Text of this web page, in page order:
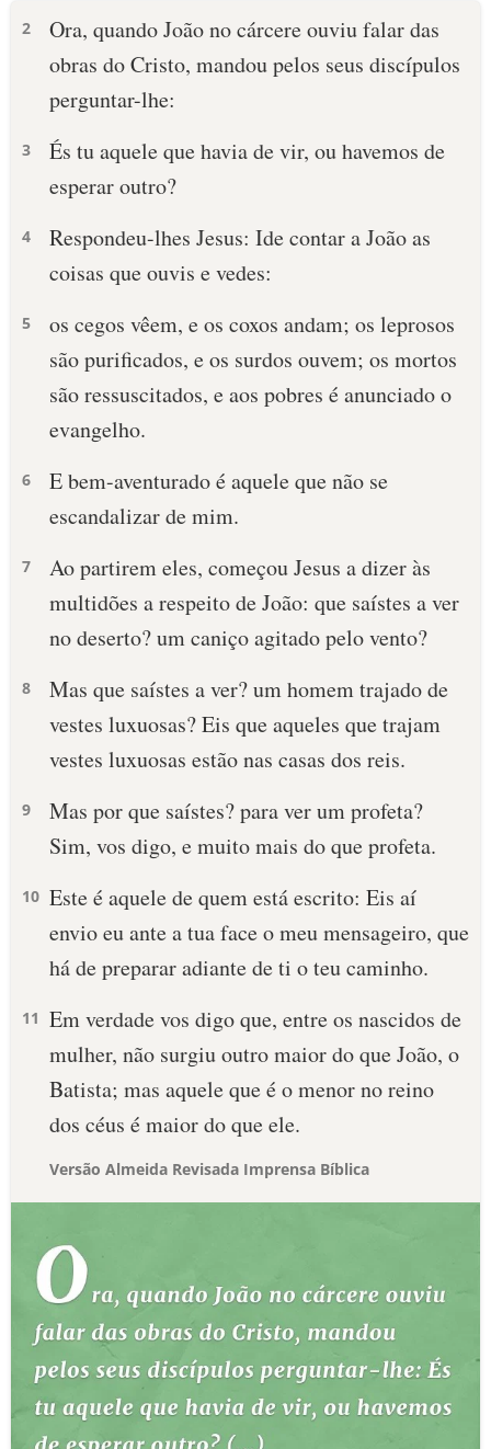
2
Ora, quando João no cárcere ouviu falar das
obras do Cristo, mandou pelos seus discípulos
perguntar-lhe:
3
És tu aquele que havia de vir, ou havemos de
esperar outro?
4
Respondeu-lhes Jesus: Ide contar a João as
coisas que ouvis e vedes:
5
os cegos vêem, e os coxos andam; os leprosos
são purificados, e os surdos ouvem; os mortos
são ressuscitados, e aos pobres é anunciado o
evangelho.
6
E bem-aventurado é aquele que não se
escandalizar de mim.
7
Ao partirem eles, começou Jesus a dizer às
multidões a respeito de João: que saístes a ver
no deserto? um caniço agitado pelo vento?
8
Mas que saístes a ver? um homem trajado de
vestes luxuosas? Eis que aqueles que trajam
vestes luxuosas estão nas casas dos reis.
9
Mas por que saístes? para ver um profeta?
Sim, vos digo, e muito mais do que profeta.
10 Este é aquele de quem está escrito: Eis aí
envio eu ante a tua face o meu mensageiro, que
há de preparar adiante de ti o teu caminho.
11 Em verdade vos digo que, entre os nascidos de
mulher, não surgiu outro maior do que João, o
Batista; mas aquele que é o menor no reino
dos céus é maior do que ele.
Versão Almeida Revisada Imprensa Bíblica